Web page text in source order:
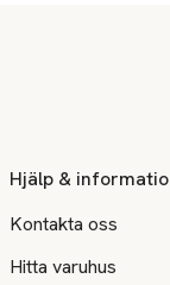
Hjälp &
Kontakta oss
Hitta varuhus